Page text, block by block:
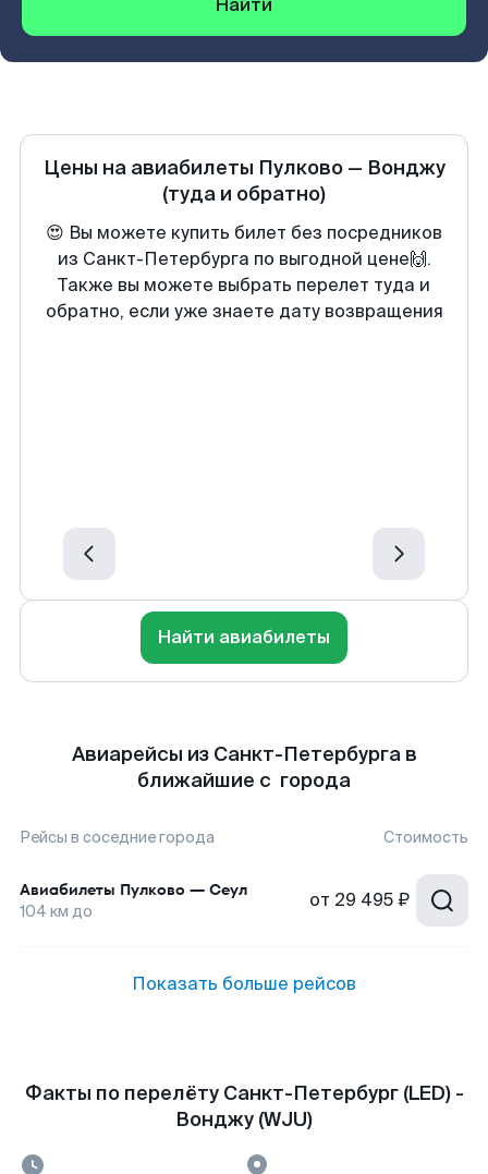
Найти
Цены на авиабилеты Пулково— Вонджу
(туда и обратно)
😍 Вы можете купить билет без посредников
из Санкт-Петербурга по выгодной цене🙌.
Также вы можете выбрать перелет туда и
обратно, если уже знаете дату возвращения
Найти авиабилеты
Авиарейсы из Санкт-Петербурга в
ближайшие с города
Рейсы в соседние города Стоимость
Авиабилеты Пулково — Сеул
104 км до от 29 495 ₽
Показать больше рейсов
Факты по перелёту Санкт-Петербург (LED) -
Вонджу (WJU)